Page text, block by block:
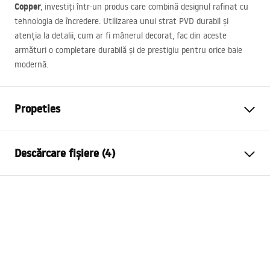
Copper, investiți într-un produs care combină designul rafinat cu
tehnologia de încredere. Utilizarea unui strat PVD durabil și
atenția la detalii, cum ar fi mânerul decorat, fac din aceste
armături o completare durabilă și de prestigiu pentru orice baie
modernă.
Propeties
Metodă de montaj
Culoare
Cupru periat
Descărcare fișiere (4)